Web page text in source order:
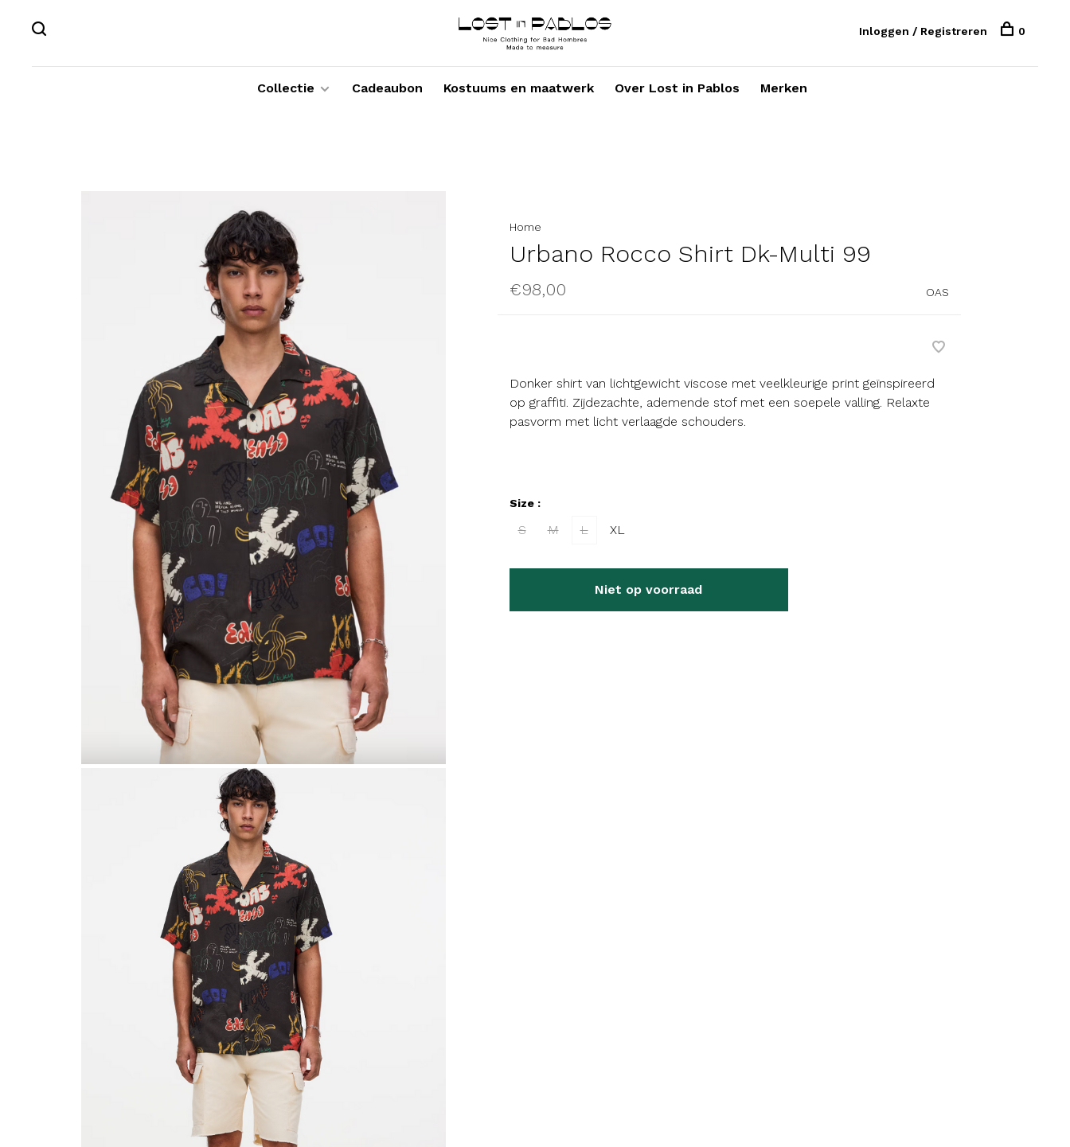
Collectie Cadeaubon Kostuums en maatwerk Over Lost in Pablos Merken
Inloggen / Registreren 0
Home
Urbano Rocco Shirt Dk-Multi 99
€98,00 OAS
Donker shirt van lichtgewicht viscose met veelkleurige print geïnspireerd
op graffiti. Zijdezachte, ademende stof met een soepele valling. Relaxte
pasvorm met licht verlaagde schouders.
Size :
S M L XL
Niet op voorraad